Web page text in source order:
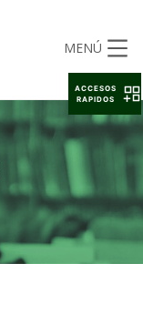
MENÚ
ACCESOS
RAPIDOS